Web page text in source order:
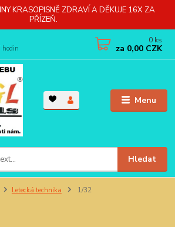
KRASOPISNĚ ZDRAVÍ A DĚKUJE 16X ZA
PŘÍZEŇ.
Menu
Hledat
0 ks
za 0,00 CZK
Letecká technika 1/32